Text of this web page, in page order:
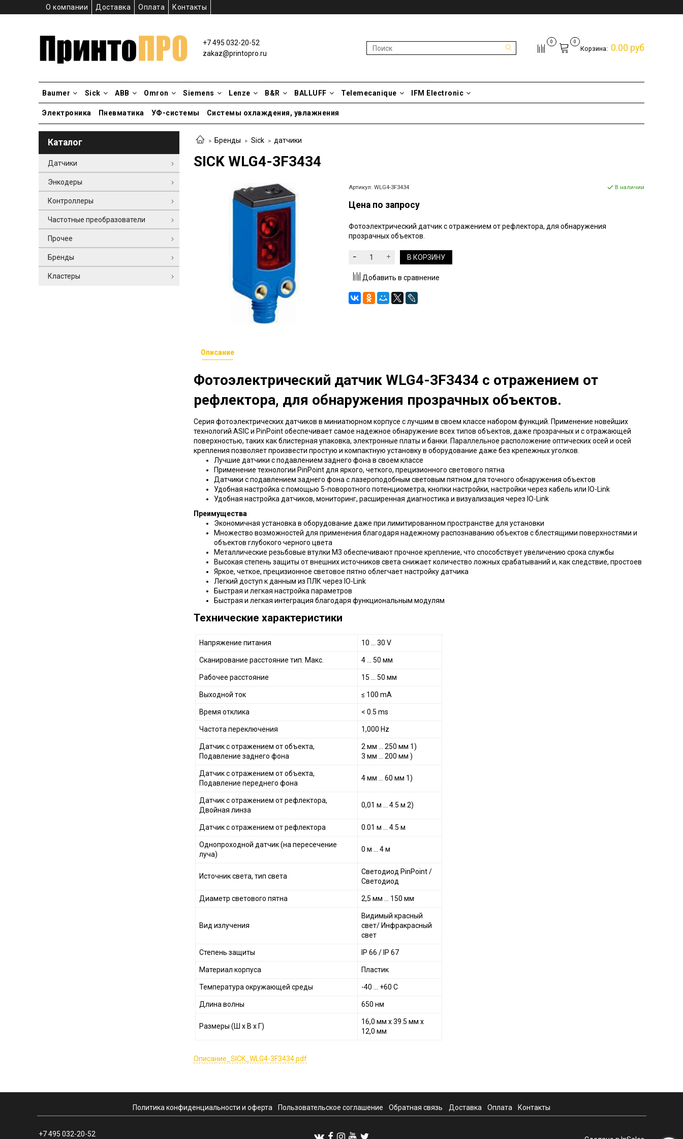
О компании Доставка Оплата Контакты
+7 495 032-20-52
zakaz@printopro.ru
0 0
Корзина: 0.00 руб
Baumer Sick ABB Omron Siemens Lenze B&R BALLUFF Telemecanique IFM Electronic
Электроника Пневматика УФ-системы Системы охлаждения, увлажнения
Бренды Sick датчики
SICK WLG4-3F3434
Артикул: WLG4-3F3434 В наличии
Цена по запросу
Фотоэлектрический датчик с отражением от рефлектора, для обнаружения
прозрачных объектов.
В КОРЗИНУ
Добавить в сравнение
Описание
Фотоэлектрический датчик WLG4-3F3434 с отражением от
рефлектора, для обнаружения прозрачных объектов.
Серия фотоэлектрических датчиков в миниатюрном корпусе с лучшим в своем классе набором функций. Применение новейших
технологий ASIC и PinPoint обеспечивает самое надежное обнаружение всех типов объектов, даже прозрачных и с отражающей
поверхностью, таких как блистерная упаковка, электронные платы и банки. Параллельное расположение оптических осей и осей
крепления позволяет произвести простую и компактную установку в оборудование даже без крепежных уголков.
Лучшие датчики с подавлением заднего фона в своем классе
Применение технологии PinPoint для яркого, четкого, прецизионного светового пятна
Датчики с подавлением заднего фона c лазероподобным световым пятном для точного обнаружения объектов
Удобная настройка с помощью 5-поворотного потенциометра, кнопки настройки, настройки через кабель или IO-Link
Удобная настройка датчиков, мониторинг, расширенная диагностика и визуализация через IO-Link
Преимущества
Экономичная установка в оборудование даже при лимитированном пространстве для установки
Множество возможностей для применения благодаря надежному распознаванию объектов с блестящими поверхностями и
объектов глубокого черного цвета
Металлические резьбовые втулки M3 обеспечивают прочное крепление, что способствует увеличению срока службы
Высокая степень защиты от внешних источников света снижает количество ложных срабатываний и, как следствие, простоев
Яркое, четкое, прецизионное световое пятно облегчает настройку датчика
Легкий доступ к данным из ПЛК через IO-Link
Быстрая и легкая настройка параметров
Быстрая и легкая интеграция благодаря функциональным модулям
Технические характеристики
Напряжение питания 10 ... 30 V
Сканирование расстояние тип. Макс. 4 ... 50 мм
Рабочее расстояние 15 ... 50 мм
Выходной ток ≤ 100 mA
Время отклика < 0.5 ms
Частота переключения 1,000 Hz
Датчик с отражением от объекта,
Подавление заднего фона
2 мм ... 250 мм 1)
3 мм ... 200 мм )
Датчик с отражением от объекта,
Подавление переднего фона
4 мм ... 60 мм 1)
Датчик с отражением от рефлектора,
Двойная линза
0,01 м ... 4.5 м 2)
Датчик с отражением от рефлектора 0.01 м ... 4.5 м
Однопроходной датчик (на пересечение
луча)
0 м ... 4 м
Источник света, тип света
Светодиод PinPoint /
Светодиод
Диаметр светового пятна 2,5 мм ... 150 мм
Вид излучения
Видимый красный
свет/ Инфракрасный
свет
Степень защиты IP 66 / IP 67
Материал корпуса Пластик
Температура окружающей среды -40 ... +60 С
Длина волны 650 нм
Размеры (Ш x В x Г)
16,0 мм x 39.5 мм x
12,0 мм
Описание_SICK_WLG4-3F3434.pdf
Каталог
Датчики
Энкодеры
Контроллеры
Частотные преобразователи
Прочее
Бренды
Кластеры
Политика конфиденциальности и оферта Пользовательское соглашение Обратная связь Доставка Оплата Контакты
+7 495 032-20-52